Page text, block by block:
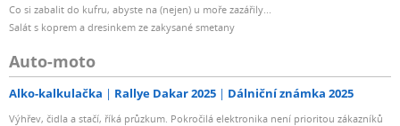
Co si zabalit do kufru, abyste na (nejen) u moře zazářily...
Salát s koprem a dresinkem ze zakysané smetany
Auto-moto
Alko-kalkulačka Rallye Dakar 2025 Dálniční známka 2025
Výhřev, čidla a stačí, říká průzkum. Pokročilá elektronika není prioritou zákazníků